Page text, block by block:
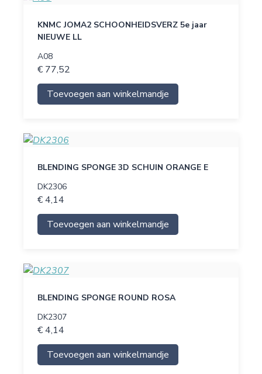
KNMC JOMA2 SCHOONHEIDSVERZ 5e jaar
NIEUWE LL
A08
€ 77,52
Toevoegen aan winkelmandje
BLENDING SPONGE 3D SCHUIN ORANGE E
DK2306
€ 4,14
Toevoegen aan winkelmandje
BLENDING SPONGE ROUND ROSA
DK2307
€ 4,14
Toevoegen aan winkelmandje